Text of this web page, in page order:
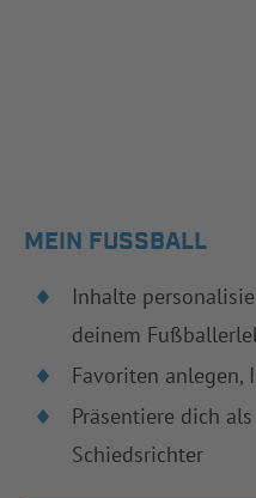
MEIN FUSSBALL
Inhalte
deinem
Favoriten anlegen,
Präsentiere dich
Schiedsrichter